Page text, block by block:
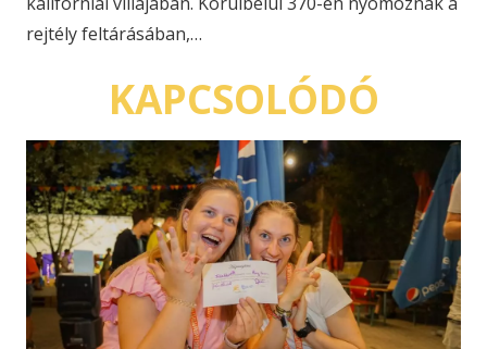
rejtély feltárásában,…
KAPCSOLÓDÓ